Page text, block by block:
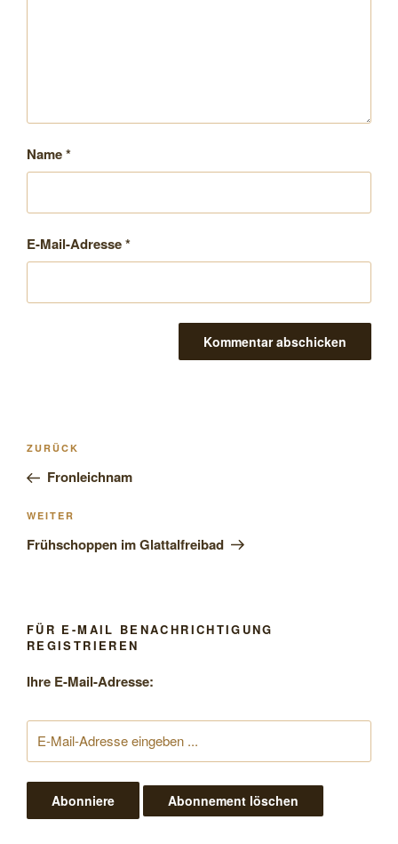
Name*
E-Mail-Adresse*
Beitragsnavigation
Vorheriger
Beitrag
ZURÜCK
Fronleichnam
Nächster
Beitrag
WEITER
Frühschoppen im Glattalfreibad
FÜR E-MAIL BENACHRICHTIGUNG
REGISTRIEREN
Ihre E-Mail-Adresse: